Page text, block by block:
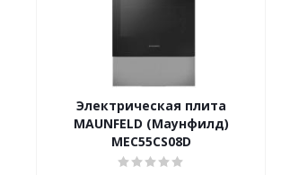
Электрическая плита
MAUNFELD (Маунфилд)
MEC55CS08D